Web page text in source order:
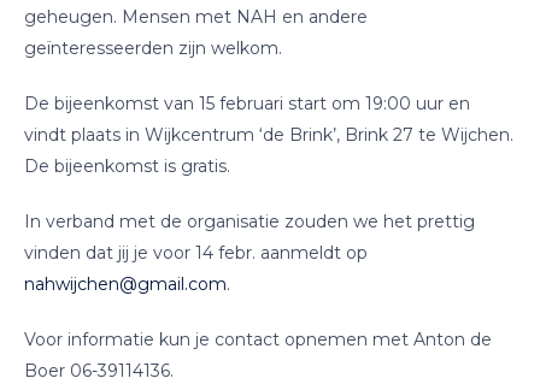
geheugen. Mensen met NAH en andere
geïnteresseerden zijn welkom.
De bijeenkomst van 15 februari start om 19:00 uur en
vindt plaats in Wijkcentrum ‘de Brink’, Brink 27 te Wijchen.
De bijeenkomst is gratis.
In verband met de organisatie zouden we het prettig
vinden dat jij je voor 14 febr. aanmeldt op
nahwijchen@gmail.com.
Voor informatie kun je contact opnemen met Anton de
Boer 06-39114136.